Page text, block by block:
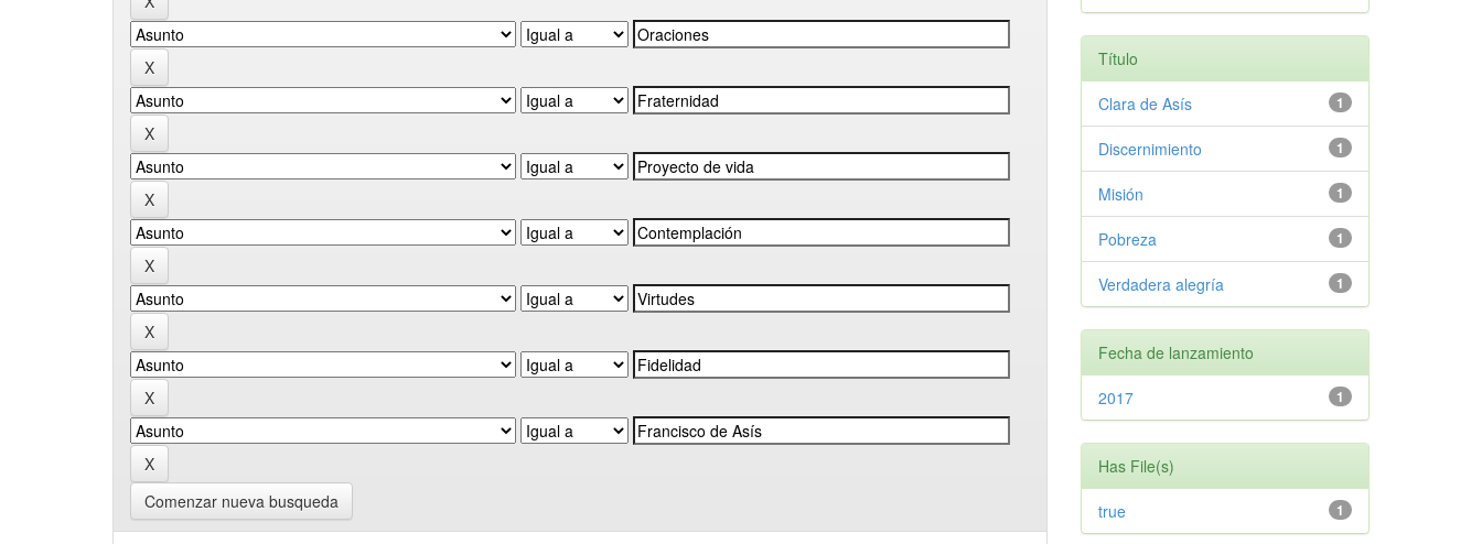
Comenzar nueva busqueda
Título
1
Clara de Asís
1
Discernimiento
1
Misión
1
Pobreza
1
Verdadera alegría
Fecha de lanzamiento
1
2017
Has File(s)
1
true